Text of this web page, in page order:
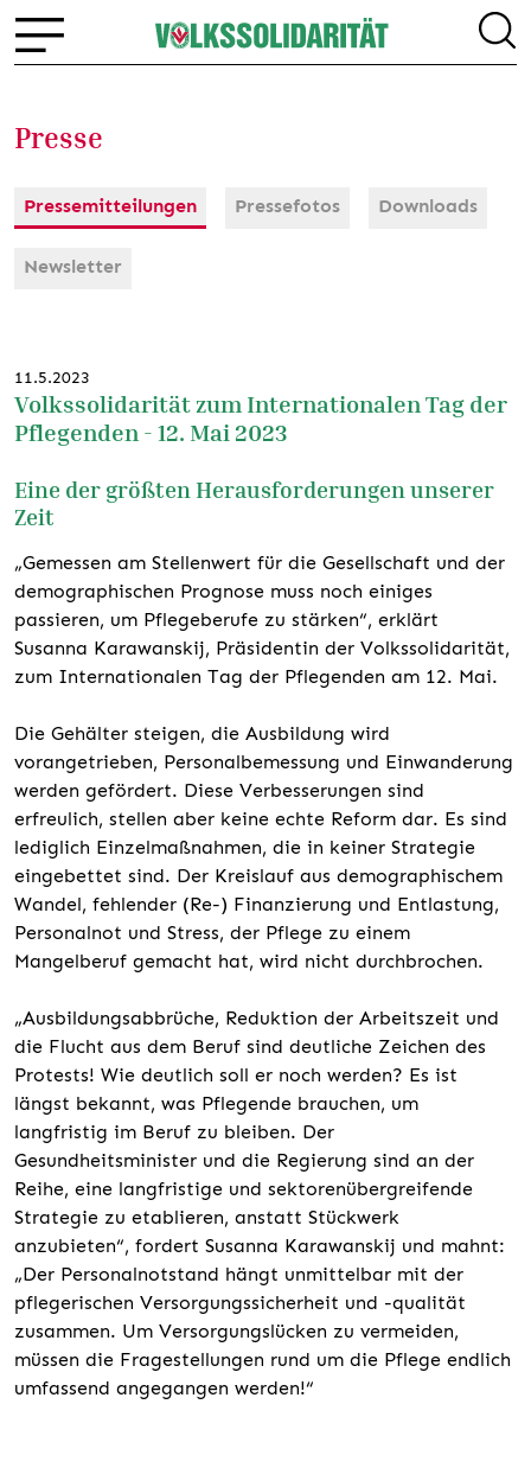
Presse
Pressemitteilungen Pressefotos Downloads
Newsletter
11.5.2023
Volkssolidarität zum Internationalen Tag der
Pflegenden - 12. Mai 2023
Eine der größten Herausforderungen unserer
Zeit
„Gemessen am Stellenwert für die Gesellschaft und der
demographischen Prognose muss noch einiges
passieren, um Pflegeberufe zu stärken“, erklärt
Susanna Karawanskij, Präsidentin der Volkssolidarität,
zum Internationalen Tag der Pflegenden am 12. Mai.
Die Gehälter steigen, die Ausbildung wird
vorangetrieben, Personalbemessung und Einwanderung
werden gefördert. Diese Verbesserungen sind
erfreulich, stellen aber keine echte Reform dar. Es sind
lediglich Einzelmaßnahmen, die in keiner Strategie
eingebettet sind. Der Kreislauf aus demographischem
Wandel, fehlender (Re-) Finanzierung und Entlastung,
Personalnot und Stress, der Pflege zu einem
Mangelberuf gemacht hat, wird nicht durchbrochen.
„Ausbildungsabbrüche, Reduktion der Arbeitszeit und
die Flucht aus dem Beruf sind deutliche Zeichen des
Protests! Wie deutlich soll er noch werden? Es ist
längst bekannt, was Pflegende brauchen, um
langfristig im Beruf zu bleiben. Der
Gesundheitsminister und die Regierung sind an der
Reihe, eine langfristige und sektorenübergreifende
Strategie zu etablieren, anstatt Stückwerk
anzubieten“, fordert Susanna Karawanskij und mahnt:
„Der Personalnotstand hängt unmittelbar mit der
pflegerischen Versorgungssicherheit und -qualität
zusammen. Um Versorgungslücken zu vermeiden,
müssen die Fragestellungen rund um die Pflege endlich
umfassend angegangen werden!“